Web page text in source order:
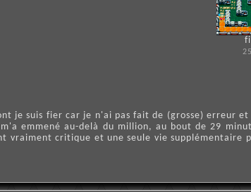
je suis fier car je n'ai pas fait de (grosse) erreur
emmené au-delà du million, au bout de 29
critique et une seule vie supplémentaire